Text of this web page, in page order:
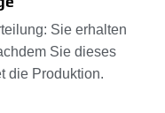
Sie erhalten
Sie dieses
die Produktion.